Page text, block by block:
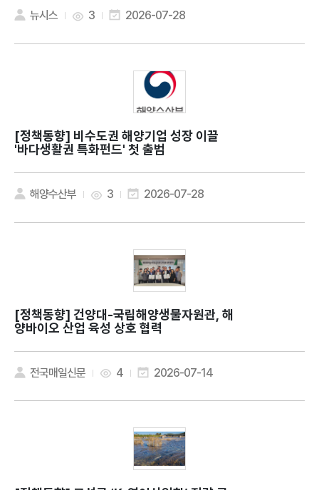
뉴시스 3 2026-07-28
[정책동향]
'바다생활권 특화펀드' 첫 출범
해양수산부 3 2026-07-28
[정책동향]
양바이오 산업 육성 상호 협력
전국매일신문 4 2026-07-14